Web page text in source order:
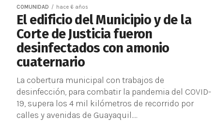
COMUNIDAD hace 6 años
El edificio del Municipio y de la
Corte de Justicia fueron
desinfectados con amonio
cuaternario
La cobertura municipal con trabajos de
desinfección, para combatir la pandemia del COVID-
19, supera los 4 mil kilómetros de recorrido por
calles y avenidas de Guayaquil....